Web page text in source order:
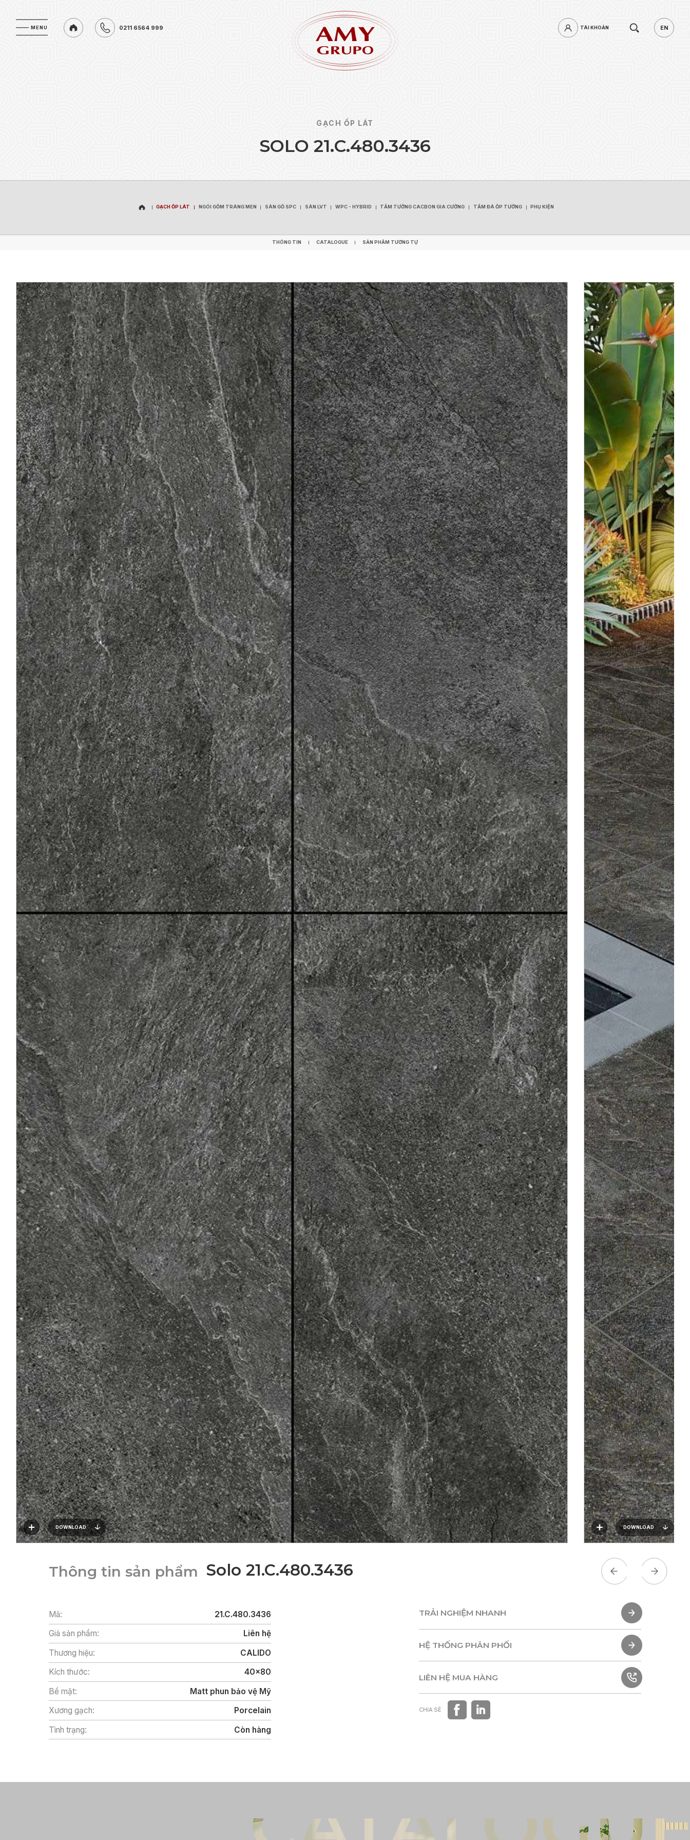
MENU 0211 6564 999 TÀI KHOẢN EN
GẠCH ỐP LÁT
SOLO 21.C.480.3436
GẠCH ỐP LÁT NGÓI GỐM TRÁNG MEN SÀN GỖ SPC SÀN LVT WPC - HYBRID TẤM TƯỜNG CACBON GIA CƯỜNG TẤM ĐÁ ỐP TƯỜNG PHỤ KIỆN
THÔNG TIN CATALOGUE SẢN PHẨM TƯƠNG TỰ
DOWNLOAD DOWNLOAD
Thông tin sản phẩm Solo 21.C.480.3436
Mã:
21.C.480.3436
Giá sản phẩm:
Liên hệ
Thương hiệu:
CALIDO
Kích thước:
40x80
Bề mặt:
Matt phun bảo vệ Mỹ
Xương gạch:
Porcelain
Tình trạng:
Còn hàng
TRẢI NGHIỆM NHANH
TRẢI NGHIỆM NHANH
HỆ THỐNG PHÂN PHỐI
HỆ THỐNG PHÂN PHỐI
LIÊN HỆ MUA HÀNG
LIÊN HỆ MUA HÀNG
CHIA SẺ